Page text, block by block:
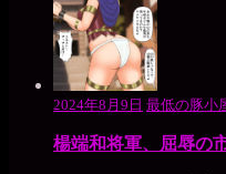
2024年8月9日 最低の豚小
楊端和将軍、屈辱の